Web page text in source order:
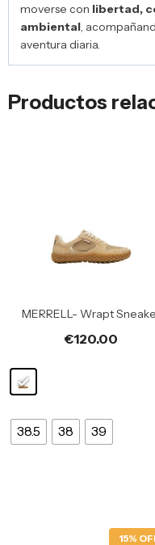
moverse con libertad,
ambiental,
aventura diaria.
Productos
MERRELL- Wrapt
€120.00
38.5 38 39
15%